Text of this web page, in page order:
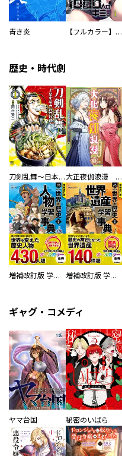
青き炎 【フルカラー】さよなら、私の大好きな１０００人のキミ。
歴史・時代劇
刀剣乱舞～日本号つれづれ酒～ 大正夜伽浪漫 －金曜日の花嫁—
増補改訂版 学研まんが NEW世界の歴史 別巻 人物学習事典 増補改訂版 学研まんが NEW世界の歴史 別巻 世界遺産学習事典
ギャグ・コメディ
ヤマ台国 秘密のいばら